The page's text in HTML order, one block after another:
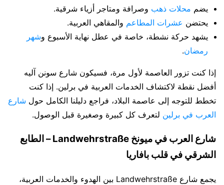
يضم محلات ذهب وصرافة ومتاجر أزياء شرقية.
يحتضن عشرات المطاعم والمقاهي العربية.
يشهد حركة نشطة، خاصة في عطل نهاية الأسبوع وشهر
رمضان.
إذا كنت تزور العاصمة لأول مرة، فسيكون شارع سونن آليه
أفضل نقطة لاكتشاف الخدمات العربية في برلين. إذا كنت
تخطط للتوجه إلى عاصمة البلاد، فراجع دليلنا الكامل حول شارع
العرب في برلين لتعرف كل كبيرة وصغيرة قبل الوصول.
شارع العرب في ميونخ Landwehrstraße – الطابع
الشرقي في قلب بافاريا
يجمع شارع Landwehrstraße بين الهدوء والخدمات العربية،